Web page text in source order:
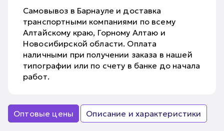
Самовывоз в Барнауле и доставка
транспортными компаниями по всему
Алтайскому краю, Горному Алтаю и
Новосибирской области. Оплата
наличными при получении заказа в нашей
типографии или по счету в банке до начала
работ.
Оптовые цены Описание и характеристики